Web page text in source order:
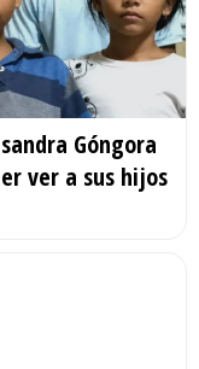
Góngora
ver a sus hijos